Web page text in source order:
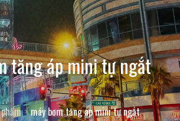
tăng áp mini tự ngắt
máy bơm tăng áp mini tự ngắt